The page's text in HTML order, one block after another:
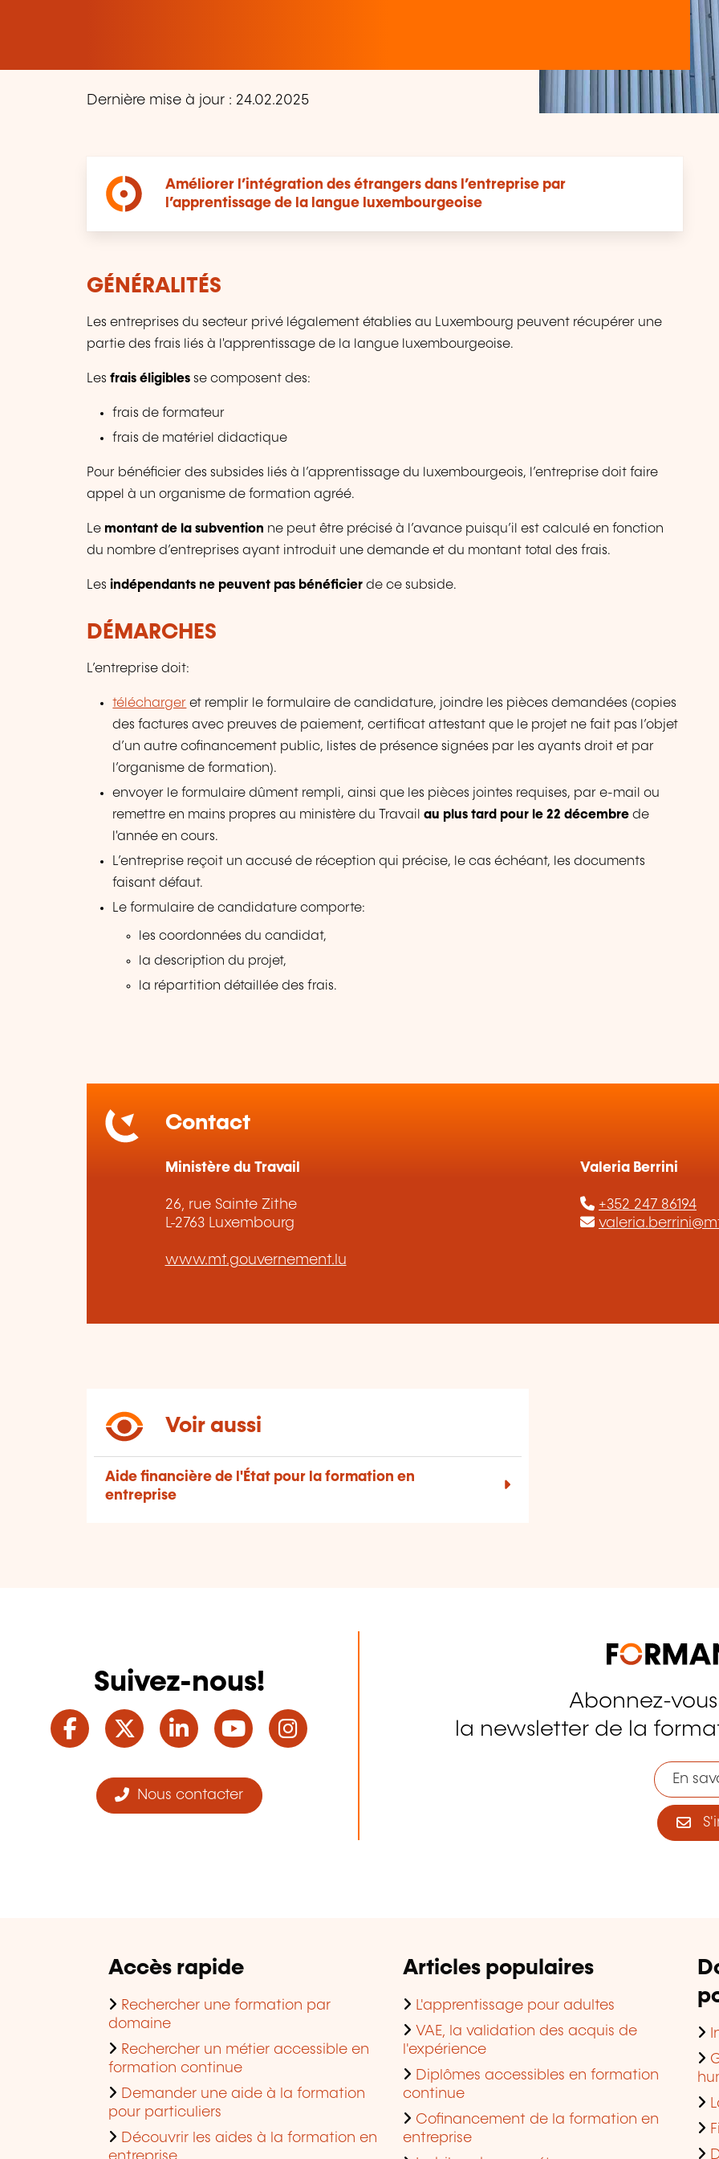
Dernière mise à jour : 24.02.2025
Améliorer l’intégration des étrangers dans l’entreprise par
l’apprentissage de la langue luxembourgeoise
GÉNÉRALITÉS
Les entreprises du secteur privé légalement établies au Luxembourg peuvent récupérer une
partie des frais liés à l'apprentissage de la langue luxembourgeoise.
Les frais éligibles se composent des:
frais de formateur
frais de matériel didactique
Pour bénéficier des subsides liés à l’apprentissage du luxembourgeois, l’entreprise doit faire
appel à un organisme de formation agréé.
Le montant de la subvention ne peut être précisé à l’avance puisqu’il est calculé en fonction
du nombre d’entreprises ayant introduit une demande et du montant total des frais.
Les indépendants ne peuvent pas bénéficier de ce subside.
DÉMARCHES
L’entreprise doit:
télécharger et remplir le formulaire de candidature, joindre les pièces demandées (copies
des factures avec preuves de paiement, certificat attestant que le projet ne fait pas l’objet
d’un autre cofinancement public, listes de présence signées par les ayants droit et par
l’organisme de formation).
envoyer le formulaire dûment rempli, ainsi que les pièces jointes requises, par e-mail ou
remettre en mains propres au ministère du Travailau plus tard pour le 22 décembre de
l'année en cours.
L’entreprise reçoit un accusé de réception qui précise, le cas échéant, les documents
faisant défaut.
Le formulaire de candidature comporte:
les coordonnées du candidat,
la description du projet,
la répartition détaillée des frais.
Contact
Ministère du Travail
26, rue Sainte Zithe
L-2763 Luxembourg
www.mt.gouvernement.lu
Valeria Berrini
+352 247 86194
Voir aussi
Aide financière de l'État pour la formation en
entreprise
Suivez-nous!
Facebook
TwitterLinkedInYouTube
Nous contacter
Abonnez-
la newsletter de la
En
Accès rapide
Rechercher une formation par
domaine
Rechercher un métier accessible en
formation continue
Demander une aide à la formation
pour particuliers
Découvrir les aides à la formation en
Articles populaires
L'apprentissage pour adultes
VAE, la validation des acquis de
l'expérience
Diplômes accessibles en formation
continue
Cofinancement de la formation en
entreprise